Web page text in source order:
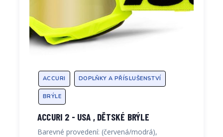
ACCURI DOPLŇKY A PŘÍSLUŠENSTVÍ
BRÝLE
ACCURI 2 - USA , DĚTSKÉ BRÝLE
Barevné provedení: (červená/modrá),